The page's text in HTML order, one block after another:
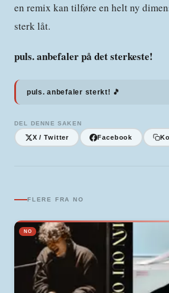
en remix kan tilføre en helt ny
sterk låt.
puls. anbefaler på det sterkeste!
puls. anbefaler sterkt! 🎵
DEL DENNE SAKEN
X / Twitter Facebook
FLERE FRA NO
NO